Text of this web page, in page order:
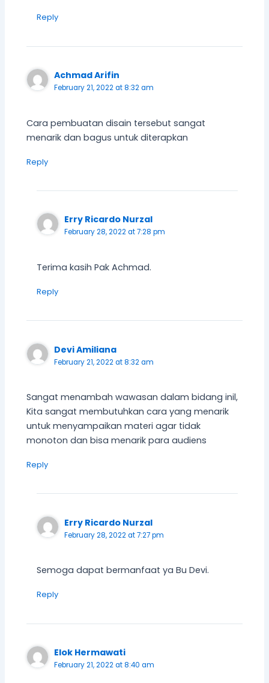
Reply
Achmad Arifin
February 21, 2022 at 8:32 am
Cara pembuatan disain tersebut sangat
menarik dan bagus untuk diterapkan
Reply
Erry Ricardo Nurzal
February 28, 2022 at 7:28 pm
Terima kasih Pak Achmad.
Reply
Devi Amiliana
February 21, 2022 at 8:32 am
Sangat menambah wawasan dalam bidang inil,
Kita sangat membutuhkan cara yang menarik
untuk menyampaikan materi agar tidak
monoton dan bisa menarik para audiens
Reply
Erry Ricardo Nurzal
February 28, 2022 at 7:27 pm
Semoga dapat bermanfaat ya Bu Devi.
Reply
Elok Hermawati
February 21, 2022 at 8:40 am